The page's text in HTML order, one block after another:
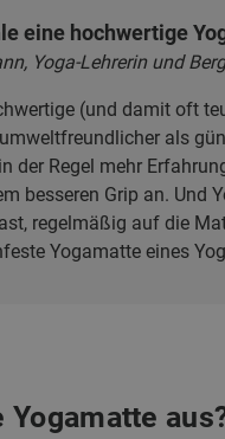
eine hochwertige
Yoga-Lehrerin und
(und damit oft
als
der Regel mehr
besseren Grip an. Und
regelmäßig auf die
Yogamatte eines